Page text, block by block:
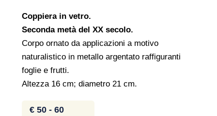
Coppiera in vetro.
Seconda metà del XX secolo.
Corpo ornato da applicazioni a motivo
naturalistico in metallo argentato raffiguranti
foglie e frutti.
Altezza 16 cm; diametro 21 cm.
€ 50 - 60